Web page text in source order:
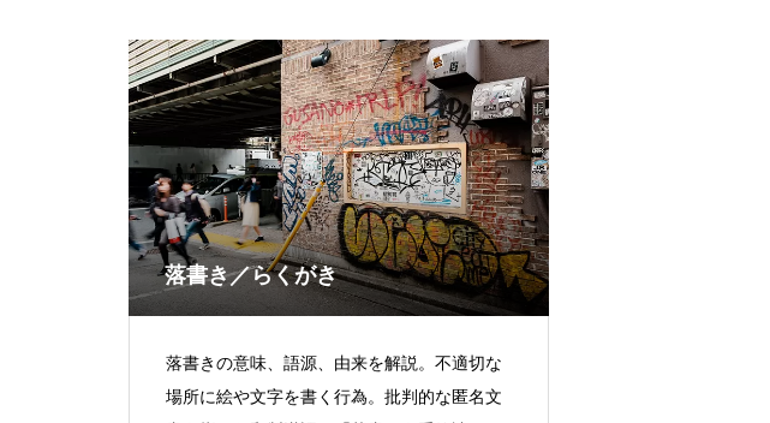
落書き／らくがき
落書きの意味、語源、由来を解説。不適切な
場所に絵や文字を書く行為。批判的な匿名文